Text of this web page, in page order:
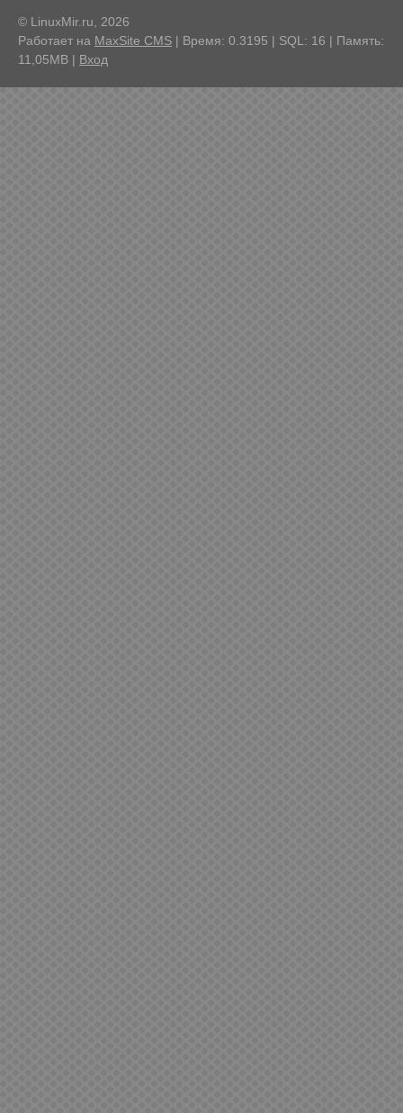
© LinuxMir.ru, 2026
Работает на MaxSite CMS | Время: 0.3195 | SQL: 16 | Память:
11,05MB | Вход